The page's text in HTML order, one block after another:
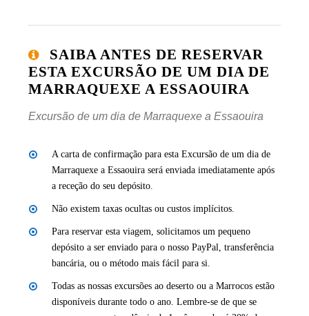
SAIBA ANTES DE RESERVAR
ESTA EXCURSÃO DE UM DIA DE
MARRAQUEXE A ESSAOUIRA
Excursão de um dia de Marraquexe a Essaouira
A carta de confirmação para esta Excursão de um dia de
Marraquexe a Essaouira será enviada imediatamente após
a receção do seu depósito.
Não existem taxas ocultas ou custos implícitos.
Para reservar esta viagem, solicitamos um pequeno
depósito a ser enviado para o nosso PayPal, transferência
bancária, ou o método mais fácil para si.
Todas as nossas excursões ao deserto ou a Marrocos estão
disponíveis durante todo o ano. Lembre-se de que se